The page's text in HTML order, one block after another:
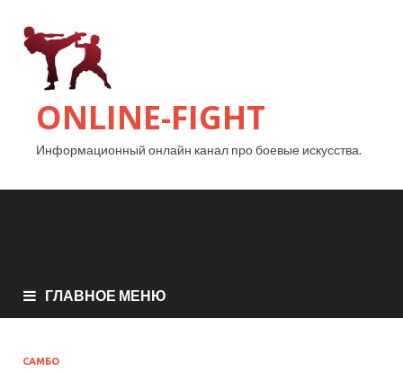
ONLINE-FIGHT
Информационный онлайн канал про боевые искусства.
ГЛАВНОЕ МЕНЮ
САМБО